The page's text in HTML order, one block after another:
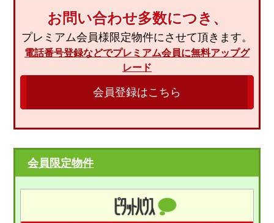
お問い合わせ多数につき、
プレミアム会員様限定物件にさせて頂きます。
電話番号登録などでプレミアム会員に無料アップグ
レード
会員登録はこちら
会員限定物件